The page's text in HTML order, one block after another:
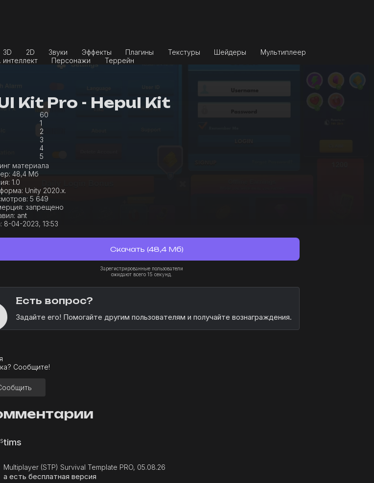
3D 2D Звуки Эффекты Плагины Текстуры Шейдеры
Мультиплеер
интеллект Персонажи Террейн
Kit Pro - Hepul Kit
60
1
2
3
4
5
материала
48,4 Мб
1.0
Unity 2020.x.
5 649
запрещено
ant
8-04-2023, 13:53
Скачать (48,4 Мб)
Зарегистрированные пользователи
ожидают всего 15 секунд.
Есть вопрос?
Задайте его! Помогайте другим пользователям и получайте вознаграждения.
Сообщите!
tims
Multiplayer (STP) Survival Template PRO, 05.08.26
а есть бесплатная версия